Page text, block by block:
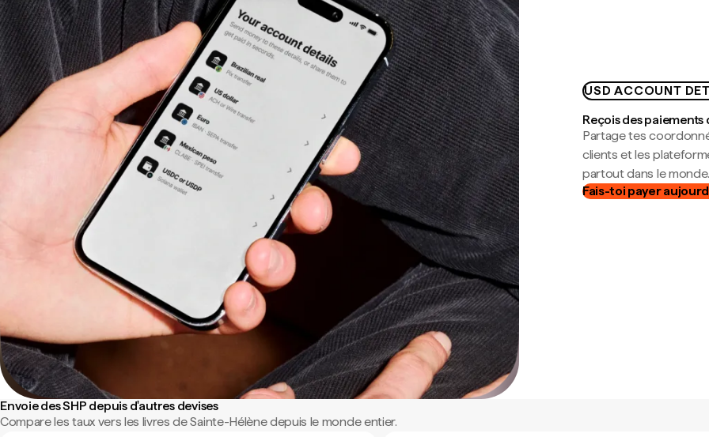
USD ACCOUNT
Reçois des
Partage tes
clients et les
partout dans le monde.
Fais-toi payer
Envoie des SHP depuis d'autres devises
Compare les taux vers les livres de Sainte-Hélène depuis le monde entier.